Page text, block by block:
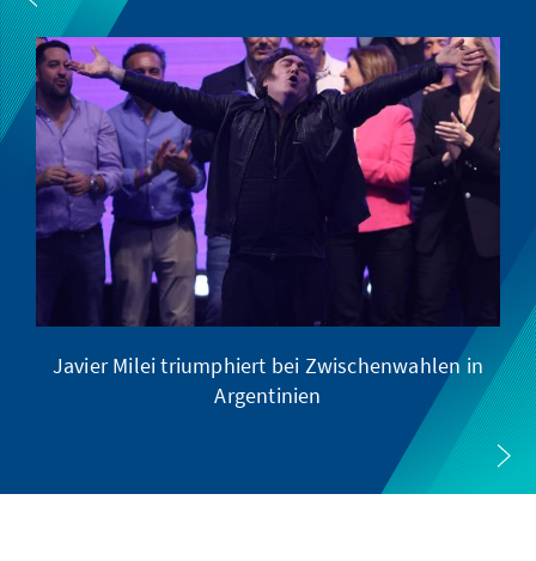
Javier Milei triumphiert bei Zwischenwahlen in
Argentinien